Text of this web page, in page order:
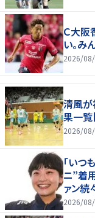
Ｃ大阪
い。み
2026/
清風
果一覧
2026/
「いつ
ニ”着
ァン続
2026/